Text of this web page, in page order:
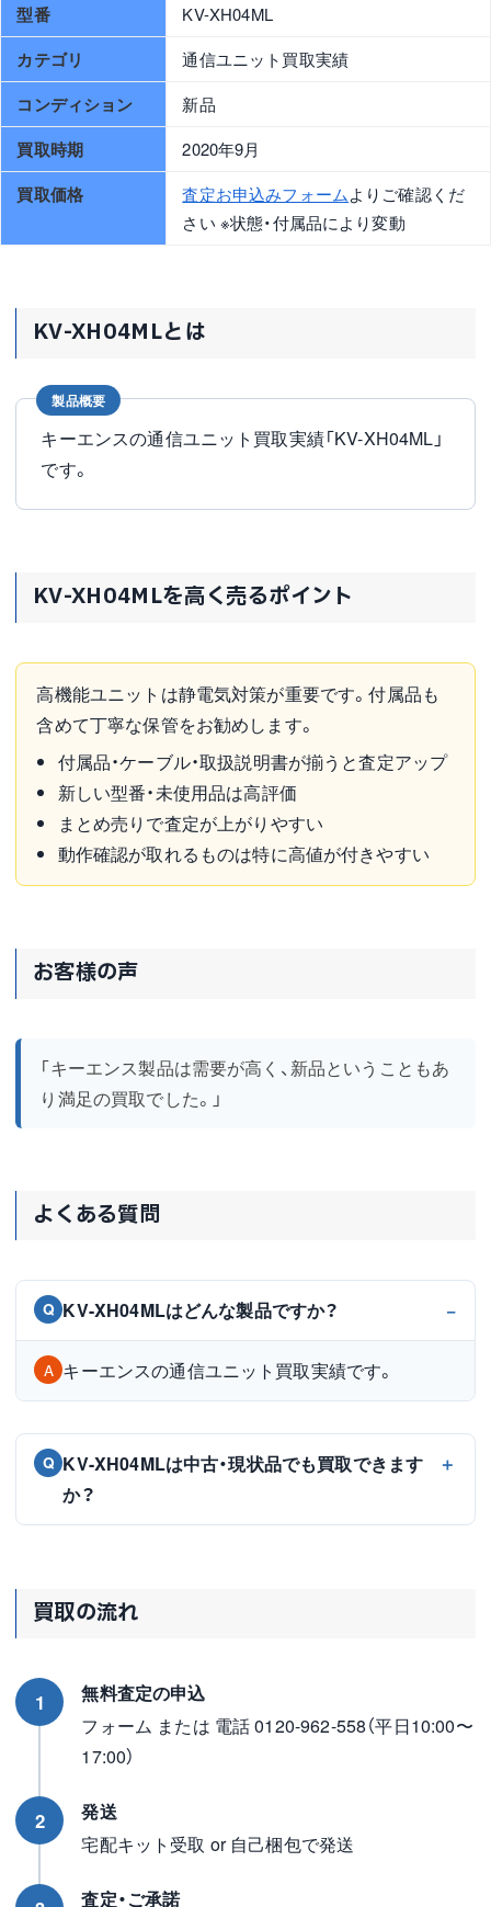
型番 KV-XH04ML
カテゴリ 通信ユニット買取実績
コンディション 新品
買取時期 2020年9月
買取価格 査定お申込みフォームよりご確認くだ
さい ※状態・付属品により変動
KV-XH04MLとは
製品概要
キーエンスの通信ユニット買取実績「KV-XH04ML」
です。
KV-XH04MLを高く売るポイント
高機能ユニットは静電気対策が重要です。付属品も
含めて丁寧な保管をお勧めします。
付属品・ケーブル・取扱説明書が揃うと査定アップ
新しい型番・未使用品は高評価
まとめ売りで査定が上がりやすい
動作確認が取れるものは特に高値が付きやすい
お客様の声
「キーエンス製品は需要が高く、新品ということもあ
り満足の買取でした。」
よくある質問
Q KV-XH04MLはどんな製品ですか？
A キーエンスの通信ユニット買取実績です。
Q KV-XH04MLは中古・現状品でも買取できます
か？
買取の流れ
1
無料査定の申込
フォーム または 電話 0120-962-558（平日10:00〜
17:00）
2
発送
宅配キット受取 or 自己梱包で発送
査定・ご承諾